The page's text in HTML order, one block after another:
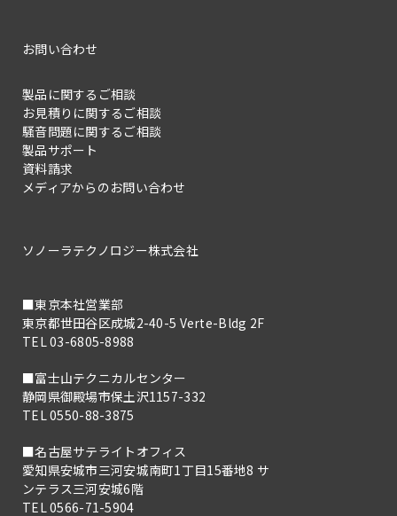
お問い合わせ
製品に関するご相談
お見積りに関するご相談
騒音問題に関するご相談
製品サポート
資料請求
メディアからのお問い合わせ
ソノーラテクノロジー株式会社
■東京本社営業部
東京都世田谷区成城2-40-5 Verte-Bldg 2F
TEL 03-6805-8988
■富士山テクニカルセンター
静岡県御殿場市保土沢1157-332
TEL 0550-88-3875
■名古屋サテライトオフィス
愛知県安城市三河安城南町1丁目15番地8 サ
ンテラス三河安城6階
TEL 0566-71-5904